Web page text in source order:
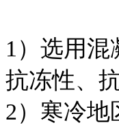
1）选用
抗冻性、
2）寒冷地